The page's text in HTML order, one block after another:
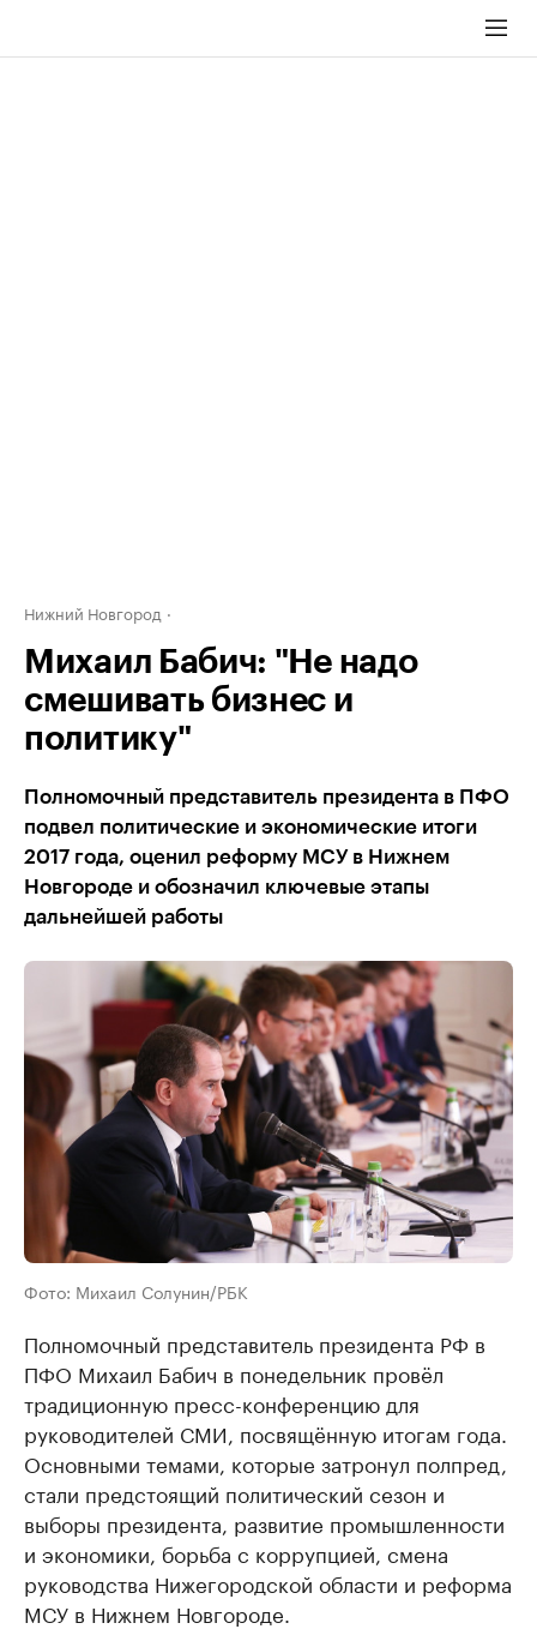
Нижний Новгород
Михаил Бабич: "Не надо
смешивать бизнес и
политику"
Полномочный представитель президента в ПФО
подвел политические и экономические итоги
2017 года, оценил реформу МСУ в Нижнем
Новгороде и обозначил ключевые этапы
дальнейшей работы
Фото: Михаил Солунин/РБК
Полномочный представитель президента РФ в
ПФО Михаил Бабич в понедельник провёл
традиционную пресс-конференцию для
руководителей СМИ, посвящённую итогам года.
Основными темами, которые затронул полпред,
стали предстоящий политический сезон и
выборы президента, развитие промышленности
и экономики, борьба с коррупцией, смена
руководства Нижегородской области и реформа
МСУ в Нижнем Новгороде.